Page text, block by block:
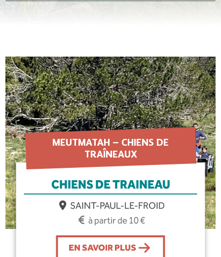
MEUTMATAH – CHIENS DE
TRAÎNEAUX
CHIENS DE TRAINEAU
SAINT-PAUL-LE-FROID
à partir de 10 €
EN SAVOIR PLUS